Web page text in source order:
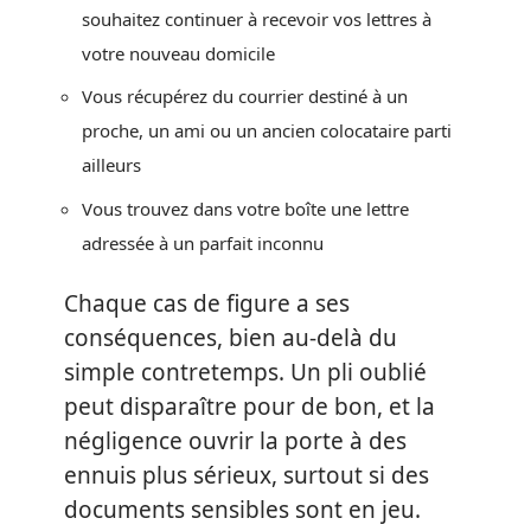
souhaitez continuer à recevoir vos lettres à
votre nouveau domicile
Vous récupérez du courrier destiné à un
proche, un ami ou un ancien colocataire parti
ailleurs
Vous trouvez dans votre boîte une lettre
adressée à un parfait inconnu
Chaque cas de figure a ses
conséquences, bien au-delà du
simple contretemps. Un pli oublié
peut disparaître pour de bon, et la
négligence ouvrir la porte à des
ennuis plus sérieux, surtout si des
documents sensibles sont en jeu.